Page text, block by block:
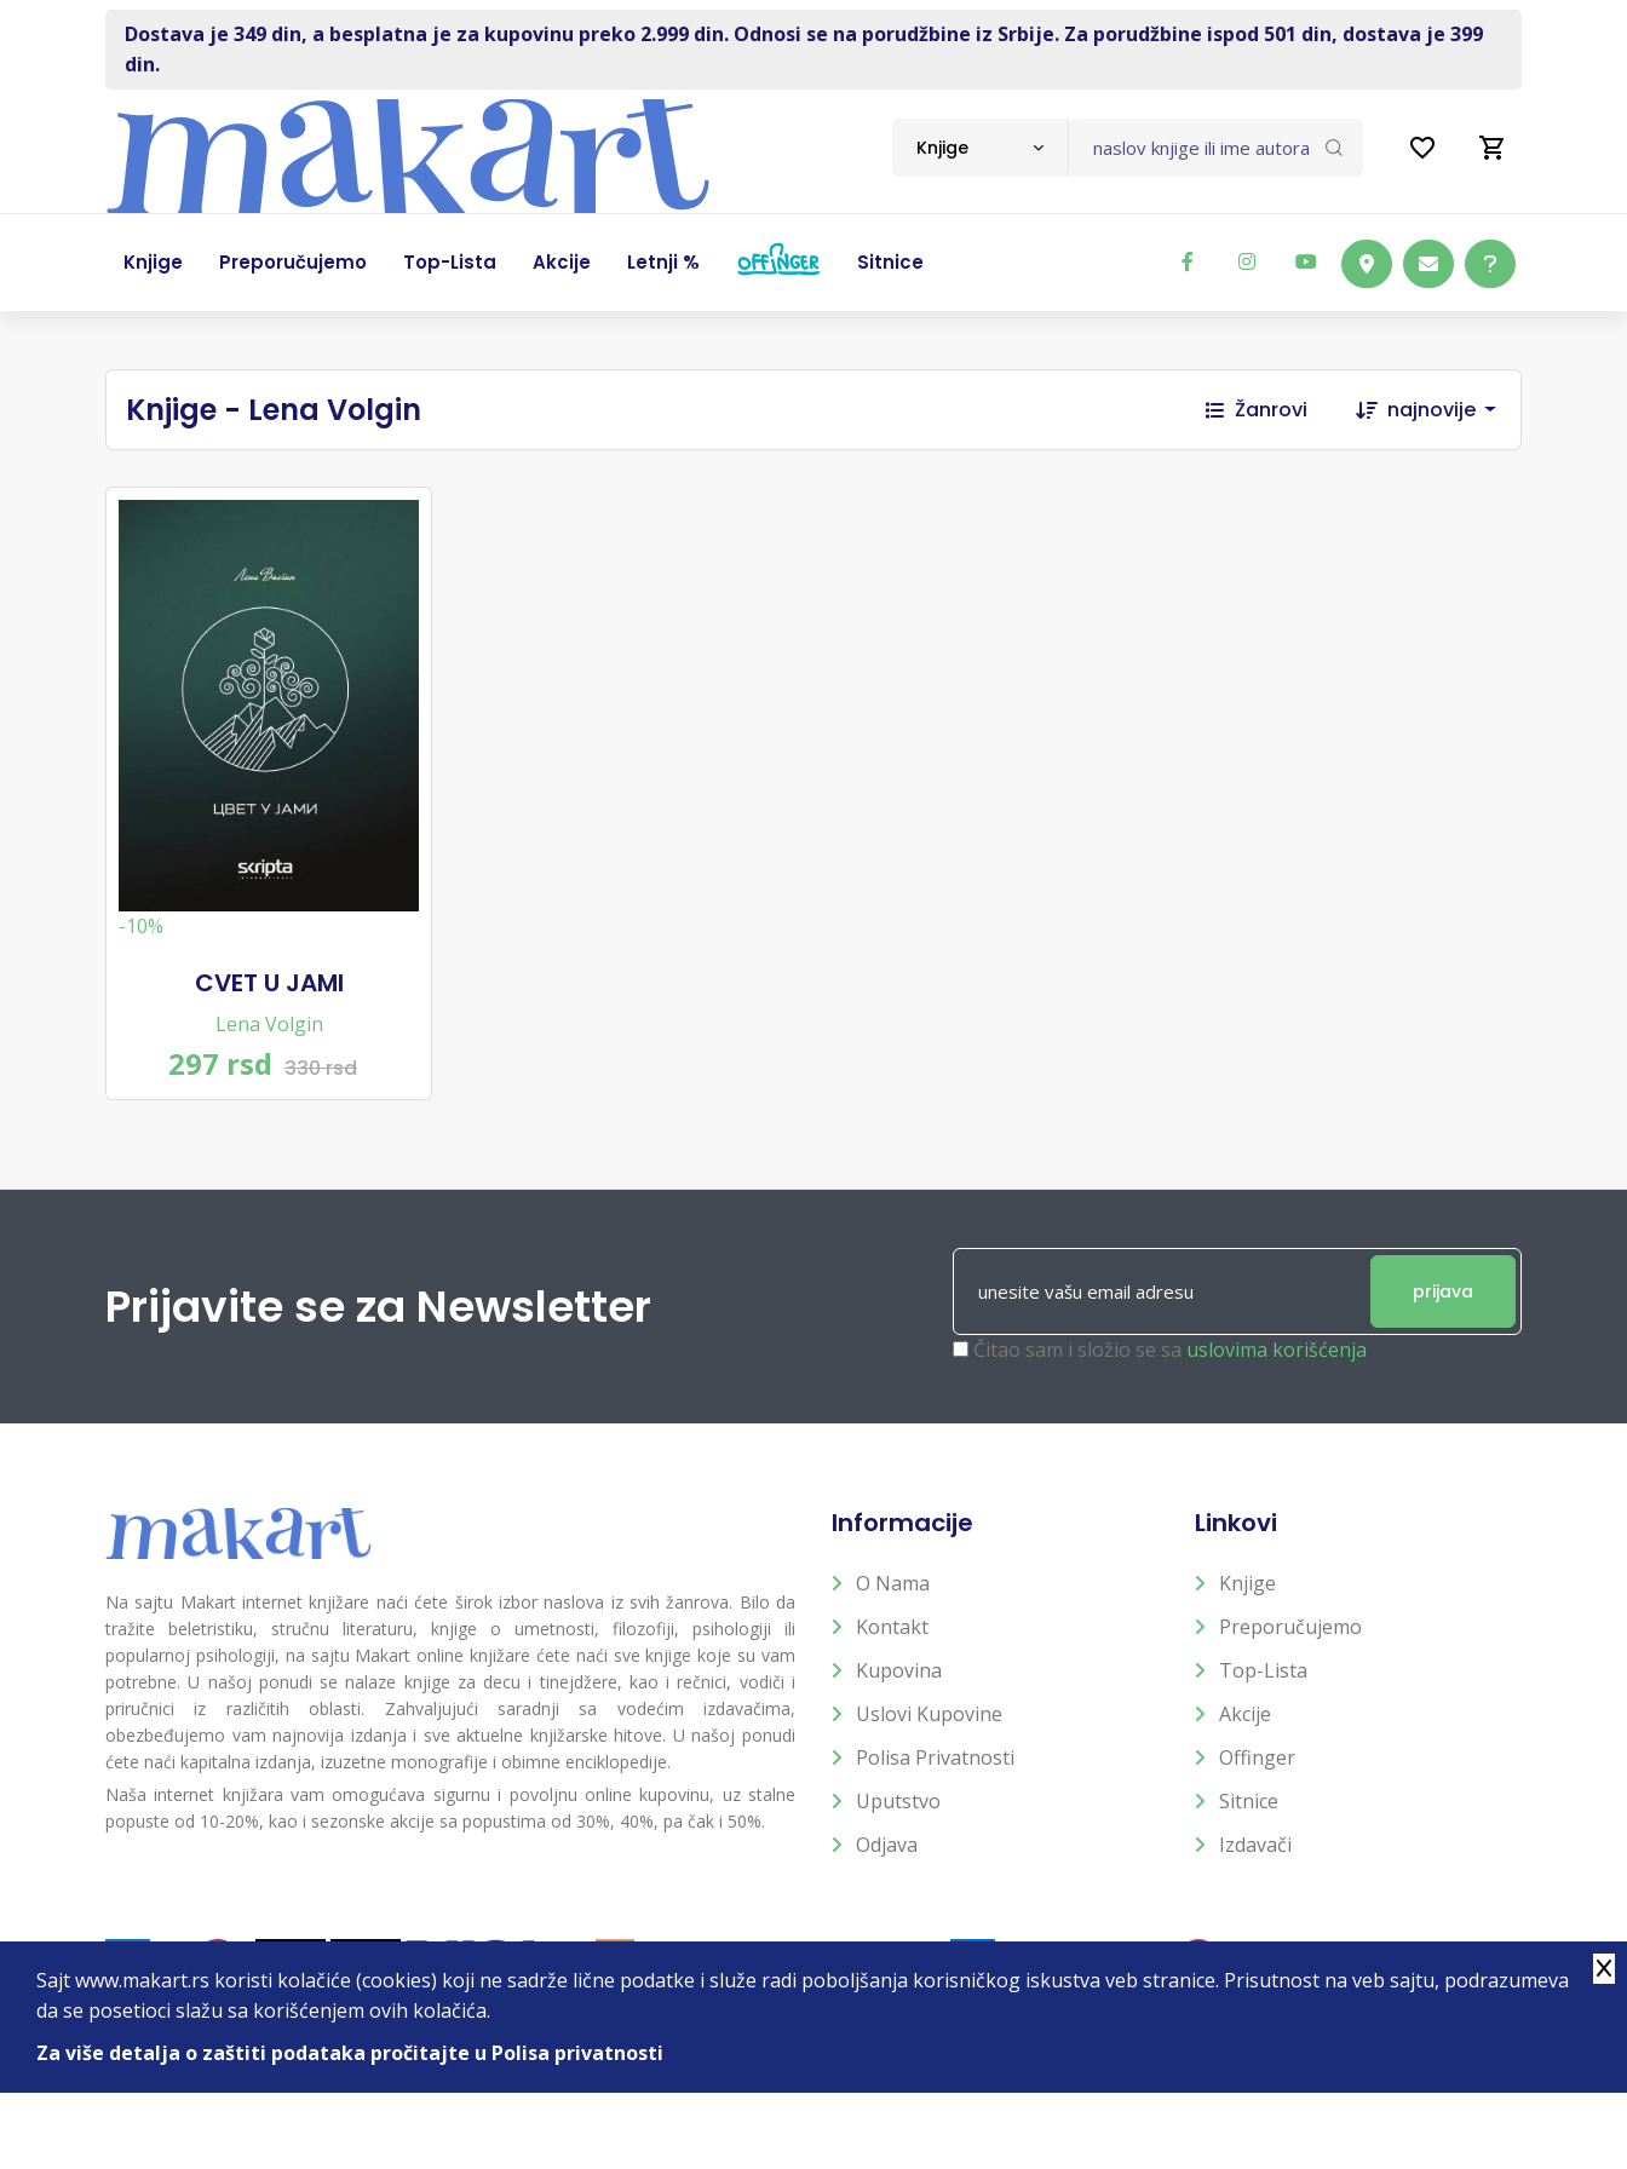
Sajt www.makart.rs koristi kolačiće (cookies) koji ne sadrže lične podatke i služe radi poboljšanja korisničkog iskustva veb stranice. Prisutnost na veb sajtu, podrazumeva
da se posetioci slažu sa korišćenjem ovih kolačića.
Za više detalja o zaštiti podataka pročitajte u Polisa privatnosti
Dostava je 349 din, a besplatna je za kupovinu preko 2.999 din. Odnosi se na porudžbine iz Srbije. Za porudžbine ispod 501 din, dostava je 399
din.
Knjige
Knjige Preporučujemo Top-Lista Akcije Letnji % Sitnice
Knjige - Lena Volgin Žanrovi najnovije
-10%
CVET U JAMI
Lena Volgin
297 rsd 330 rsd
Prijavite se za Newsletter prijava
Čitao sam i složio se sa uslovima korišćenja
Na sajtu Makart internet knjižare naći ćete širok izbor naslova iz svih žanrova. Bilo da
tražite beletristiku, stručnu literaturu, knjige o umetnosti, filozofiji, psihologiji ili
popularnoj psihologiji, na sajtu Makart online knjižare ćete naći sve knjige koje su vam
potrebne. U našoj ponudi se nalaze knjige za decu i tinejdžere, kao i rečnici, vodiči i
priručnici iz različitih oblasti. Zahvaljujući saradnji sa vodećim izdavačima,
obezbeđujemo vam najnovija izdanja i sve aktuelne knjižarske hitove. U našoj ponudi
ćete naći kapitalna izdanja, izuzetne monografije i obimne enciklopedije.
Naša internet knjižara vam omogućava sigurnu i povoljnu online kupovinu, uz stalne
popuste od 10-20%, kao i sezonske akcije sa popustima od 30%, 40%, pa čak i 50%.
Informacije
O Nama
Kontakt
Kupovina
Uslovi Kupovine
Polisa Privatnosti
Uputstvo
Odjava
Linkovi
Knjige
Preporučujemo
Top-Lista
Akcije
Offinger
Sitnice
Izdavači